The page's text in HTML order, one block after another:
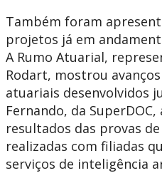
Também foram
projetos já em
A Rumo Atuarial,
Rodart, mostrou
atuariais desenvolvidos
Fernando, da
resultados das provas
realizadas com filiadas
serviços de inteligência